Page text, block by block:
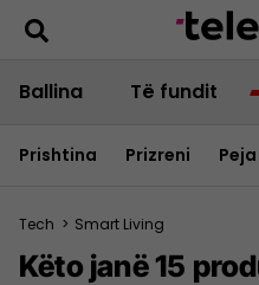
Ballina Të fundit
Prishtina Prizreni Peja
Tech > Smart Living
Këto janë 15